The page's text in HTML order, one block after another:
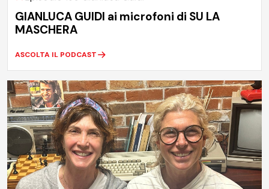
GIANLUCA GUIDI ai microfoni di SU LA
MASCHERA
ASCOLTA IL PODCAST